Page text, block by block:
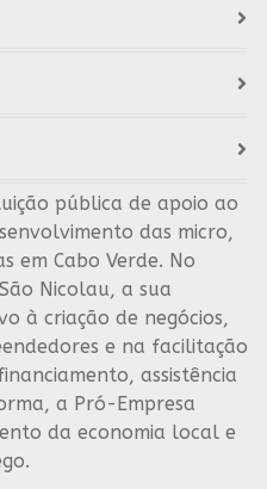
pública de apoio ao
das micro,
em Cabo Verde. No
Nicolau, a sua
à criação de negócios,
e na facilitação
assistência
a Pró-Empresa
da economia local e